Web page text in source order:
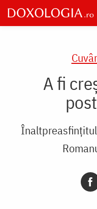
Skip
to
main
A fi